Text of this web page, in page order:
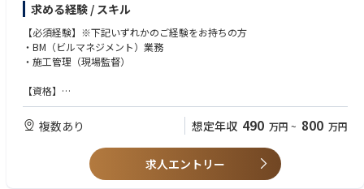
※出張頻度:月1～3回程度。
7月～8月は年間修繕計画を立てるため現地出張もありますが、リモート
でのやり取りもあり
※設備・物流施設：床面積1000平米～10万平米程度の規模感
テナント数は多くなく関係構築や管理がし易いです
【本求人の魅力】
・今までのご経験を活かしながら、様々な物流不動産の経験・知識が得ら
・インハウスで上流工程を担当できます。
・大規模施設に携われます。
求める経験 / スキル
【必須経験】※下記いずれかのご経験をお持ちの方
・BM（ビルマネジメント）業務
・施工管理（現場監督）
【資格】
・普通自動車免許
【求める人物像】
・社内外で調整業務や精査 / 確認等が必要なためコミュニケーション能力
があり、フットワークが軽い方
・熱意、誠意、想像力をもちながら前向きに業務を遂行できる方
複数あり 想定年収 490 万円 ~ 800 万円
求人エントリー